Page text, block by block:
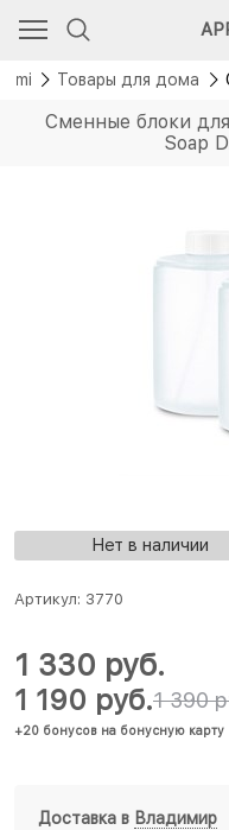
Товары для дома
Сменные блоки
Soap
Нет в наличии
Артикул: 3770
1 390
1 190 руб.
+20 бонусов на бонусную карту
1 330 руб.
Доставка в Владимир